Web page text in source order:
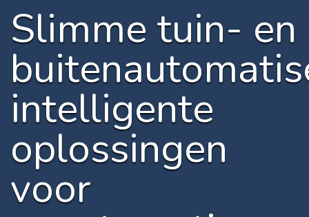
Slimme tuin- en
intelligente
oplossingen
voor